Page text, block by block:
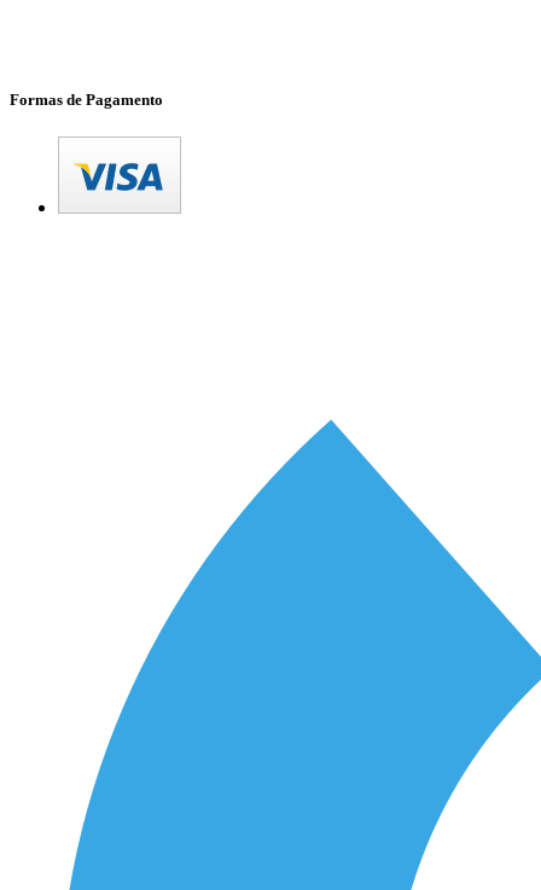
Formas de Pagamento